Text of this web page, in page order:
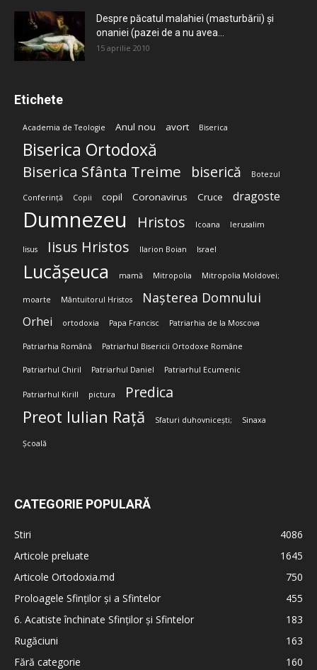
Despre păcatul malahiei (masturbării) şi
onaniei (pazei de a nu avea...
15 aprilie 2010
Etichete
Academia de Teologie Anul nou avort Biserica
Biserica Ortodoxă
Biserica Sfânta Treime biserică Botezul
Conferință Copii copil Coronavirus Cruce dragoste
Dumnezeu Hristos Icoana Ierusalim
Iisus Iisus Hristos Ilarion Boian Israel
Lucășeuca mamă Mitropolia Mitropolia Moldovei;
moarte Mântuitorul Hristos Nașterea Domnului
Orhei ortodoxia Papa Francisc Patriarhia de la Moscova
Patriarhia Română Patriarhul Bisericii Ortodoxe Române
Patriarhul Chiril Patriarhul Daniel Patriarhul Ecumenic
Patriarhul Kirill pictura Predica
Preot Iulian Rață Sfaturi duhovnicești; Sinaxa
Școală
CATEGORIE POPULARĂ
Stiri
4086
Articole preluate
1645
Articole Ortodoxia.md
750
Proloagele Sfinților și a Sfintelor
455
6. Acatiste închinate Sfinților și Sfintelor
183
Rugăciuni
163
Fără categorie
160